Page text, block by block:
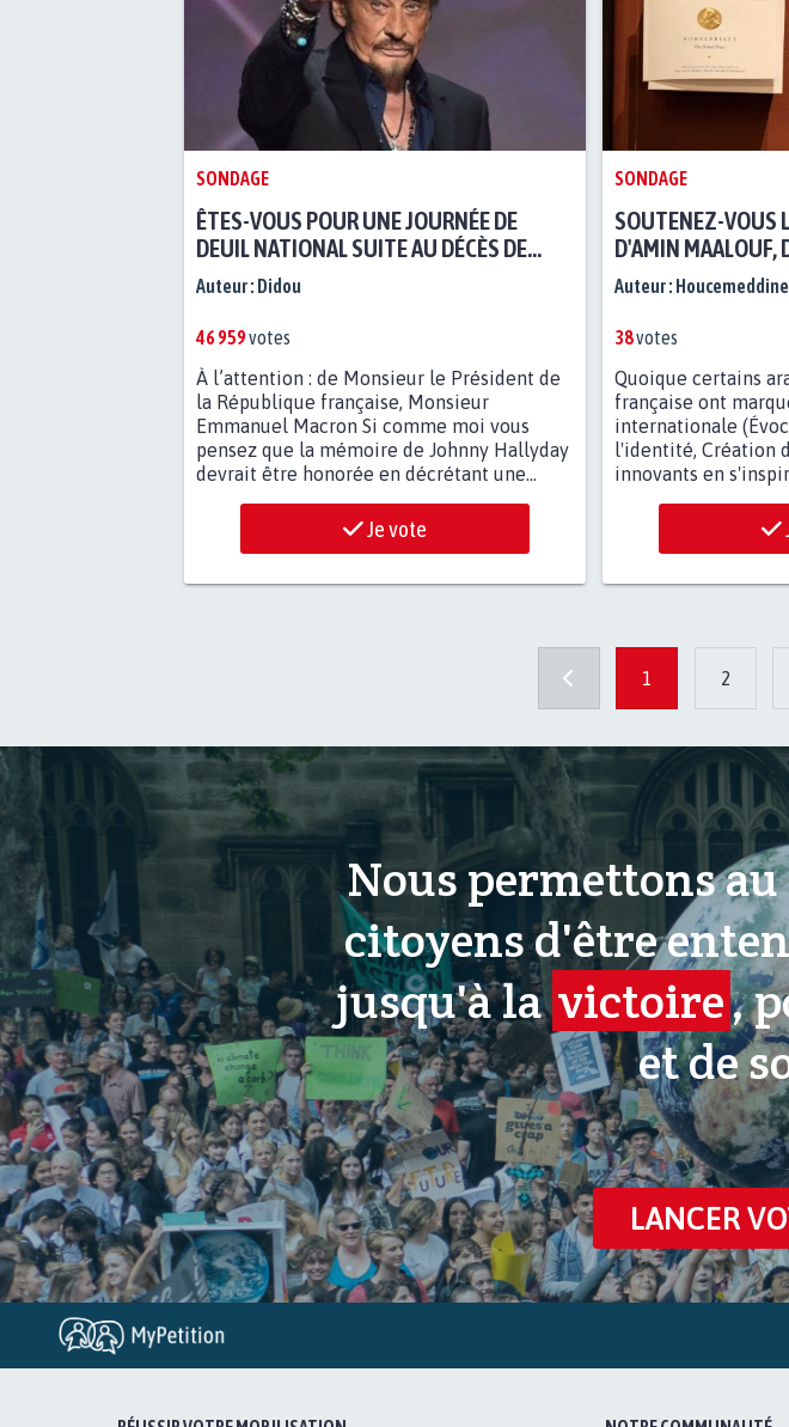
SONDAGE
ÊTES-VOUS POUR UNE JOURNÉE DE
DEUIL NATIONAL SUITE AU DÉCÈS DE
JOHNNY HALLYDAY ?
Auteur : Didou
46 959votes
À l’attention : de Monsieur le Président de
la République française, Monsieur
Emmanuel Macron Si comme moi vous
pensez que la mémoire de Johnny Hallyday
devrait être honorée en décrétant une...
Je vote
SONDAGE
SOUTENEZ-VOUS
D'AMIN MAALOUF,
JELLOUN ET
Auteur :
38votes
Quoique certains
française ont
internationale
l'identité, Création
innovants en
1 2
Nous permettons
citoyens d'être
jusqu'à lavictoire,
et de
LANCER